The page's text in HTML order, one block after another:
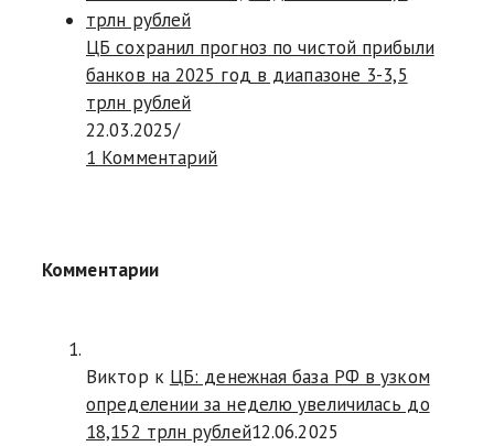
ЦБ сохранил прогноз по чистой прибыли
банков на 2025 год в диапазоне 3-3,5
трлн рублей
22.03.2025/
1 Комментарий
Комментарии
Виктор к ЦБ: денежная база РФ в узком
определении за неделю увеличилась до
18,152 трлн рублей12.06.2025